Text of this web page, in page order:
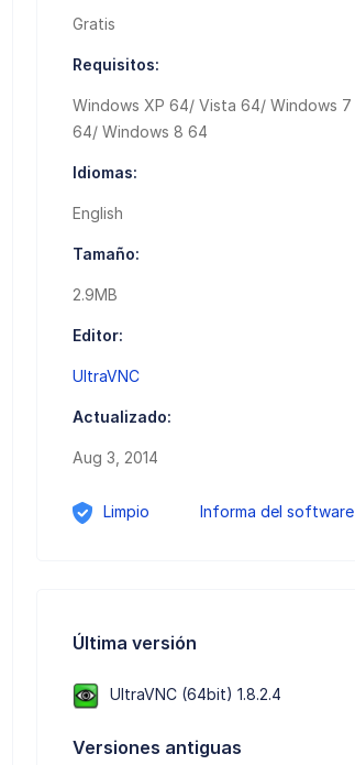
Gratis
Requisitos:
Windows XP 64/ Vista 64/ Windows 7
64/ Windows 8 64
Idiomas:
English
Tamaño:
2.9MB
Editor:
UltraVNC
Actualizado:
Aug 3, 2014
Limpio Informa del software
Última versión
UltraVNC (64bit) 1.8.2.4
Versiones antiguas